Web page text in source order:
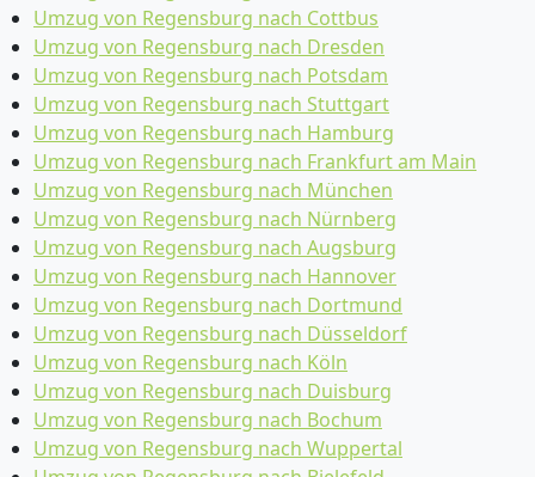
Umzug von Regensburg nach Cottbus
Umzug von Regensburg nach Dresden
Umzug von Regensburg nach Potsdam
Umzug von Regensburg nach Stuttgart
Umzug von Regensburg nach Hamburg
Umzug von Regensburg nach Frankfurt am Main
Umzug von Regensburg nach München
Umzug von Regensburg nach Nürnberg
Umzug von Regensburg nach Augsburg
Umzug von Regensburg nach Hannover
Umzug von Regensburg nach Dortmund
Umzug von Regensburg nach Düsseldorf
Umzug von Regensburg nach Köln
Umzug von Regensburg nach Duisburg
Umzug von Regensburg nach Bochum
Umzug von Regensburg nach Wuppertal